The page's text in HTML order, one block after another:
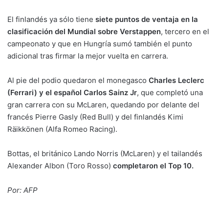
El finlandés ya sólo tiene siete puntos de ventaja en la
clasificación del Mundial sobre Verstappen, tercero en el
campeonato y que en Hungría sumó también el punto
adicional tras firmar la mejor vuelta en carrera.
Al pie del podio quedaron el monegasco Charles Leclerc
(Ferrari) y el español Carlos Sainz Jr, que completó una
gran carrera con su McLaren, quedando por delante del
francés Pierre Gasly (Red Bull) y del finlandés Kimi
Räikkönen (Alfa Romeo Racing).
Bottas, el británico Lando Norris (McLaren) y el tailandés
Alexander Albon (Toro Rosso) completaron el Top 10.
Por: AFP